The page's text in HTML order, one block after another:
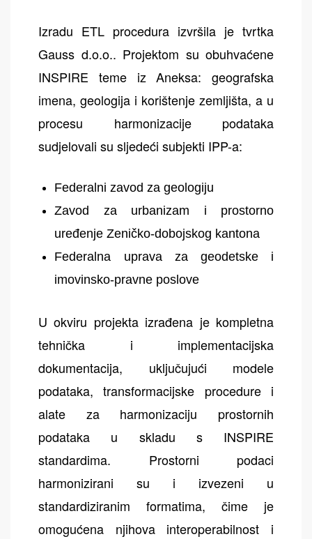
Izradu ETL procedura izvršila je tvrtka
Gauss d.o.o.. Projektom su obuhvaćene
INSPIRE teme iz Aneksa: geografska
imena, geologija i korištenje zemljišta, a u
procesu harmonizacije podataka
sudjelovali su sljedeći subjekti IPP-a:
Federalni zavod za geologiju
Zavod za urbanizam i prostorno
uređenje Zeničko-dobojskog kantona
Federalna uprava za geodetske i
imovinsko-pravne poslove
U okviru projekta izrađena je kompletna
tehnička i implementacijska
dokumentacija, uključujući modele
podataka, transformacijske procedure i
alate za harmonizaciju prostornih
podataka u skladu s INSPIRE
standardima. Prostorni podaci
harmonizirani su i izvezeni u
standardiziranim formatima, čime je
omogućena njihova interoperabilnost i